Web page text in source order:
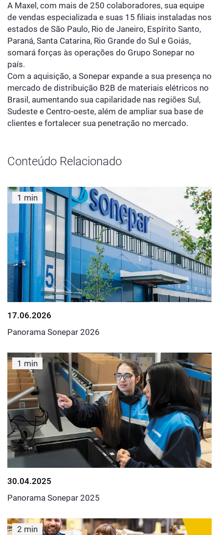
A Maxel, com mais de 250 colaboradores, sua equipe
de vendas especializada e suas 15 filiais instaladas nos
estados de São Paulo, Rio de Janeiro, Espírito Santo,
Paraná, Santa Catarina, Rio Grande do Sul e Goiás,
somará forças às operações do Grupo Sonepar no
país.
Com a aquisição, a Sonepar expande a sua presença no
mercado de distribuição B2B de materiais elétricos no
Brasil, aumentando sua capilaridade nas regiões Sul,
Sudeste e Centro-oeste, além de ampliar sua base de
clientes e fortalecer sua penetração no mercado.
Conteúdo Relacionado
1 min
17.06.2026
Panorama Sonepar 2026
1 min
30.04.2025
Panorama Sonepar 2025
2 min